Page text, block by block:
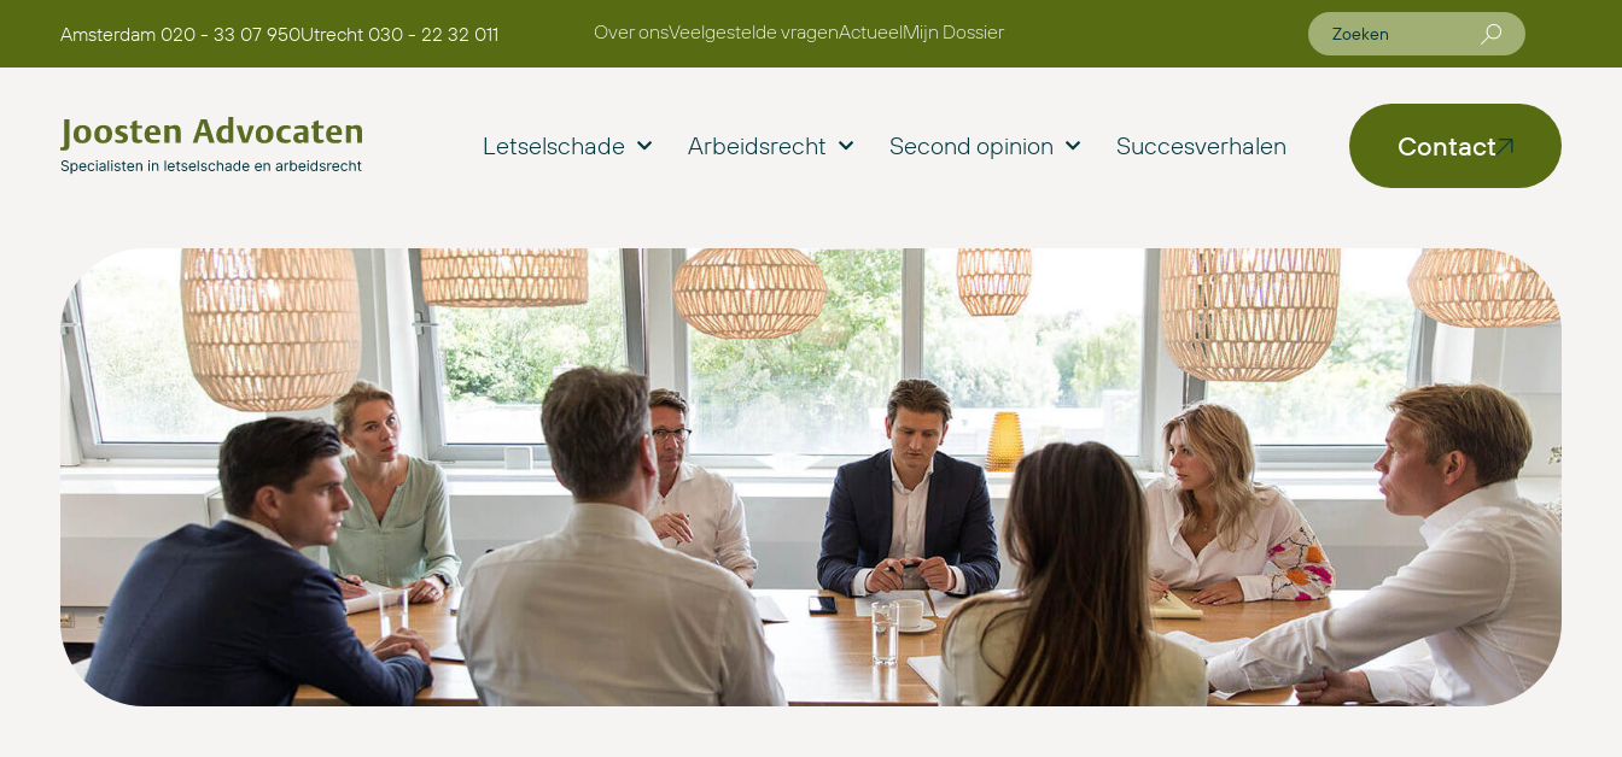
Amsterdam 020 - 33 07 950Utrecht 030 - 22 32 011 Over onsVeelgestelde vragenActueelMijn Dossier
Letselschade Arbeidsrecht Second opinion Succesverhalen Contact